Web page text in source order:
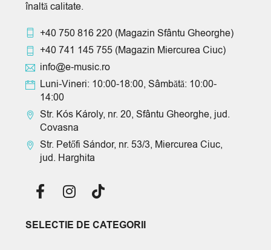
înaltă calitate.
+40 750 816 220 (Magazin Sfântu Gheorghe)
+40 741 145 755 (Magazin Miercurea Ciuc)
info@e-music.ro
Luni-Vineri: 10:00-18:00, Sâmbătă: 10:00-
14:00
Str. Kós Károly, nr. 20, Sfântu Gheorghe, jud.
Covasna
Str. Petőfi Sándor, nr. 53/3, Miercurea Ciuc,
jud. Harghita
SELECTIE DE CATEGORII